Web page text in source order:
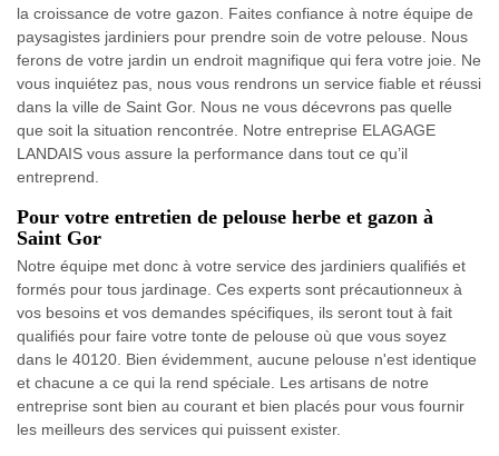
la croissance de votre gazon. Faites confiance à notre équipe de
paysagistes jardiniers pour prendre soin de votre pelouse. Nous
ferons de votre jardin un endroit magnifique qui fera votre joie. Ne
vous inquiétez pas, nous vous rendrons un service fiable et réussi
dans la ville de Saint Gor. Nous ne vous décevrons pas quelle
que soit la situation rencontrée. Notre entreprise ELAGAGE
LANDAIS vous assure la performance dans tout ce qu’il
entreprend.
Pour votre entretien de pelouse herbe et gazon à
Saint Gor
Notre équipe met donc à votre service des jardiniers qualifiés et
formés pour tous jardinage. Ces experts sont précautionneux à
vos besoins et vos demandes spécifiques, ils seront tout à fait
qualifiés pour faire votre tonte de pelouse où que vous soyez
dans le 40120. Bien évidemment, aucune pelouse n'est identique
et chacune a ce qui la rend spéciale. Les artisans de notre
entreprise sont bien au courant et bien placés pour vous fournir
les meilleurs des services qui puissent exister.